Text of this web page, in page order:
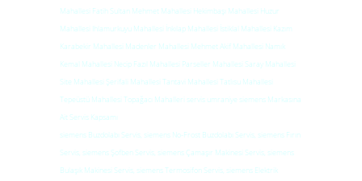
Mahallesi Fatih Sultan Mehmet Mahallesi Hekimbaşı Mahallesi Huzur
Mahallesi Ihlamurkuyu Mahallesi İnkılap Mahallesi İstiklal Mahallesi Kazım
Karabekir Mahallesi Madenler Mahallesi Mehmet Akif Mahallesi Namık
Kemal Mahallesi Necip Fazıl Mahallesi Parseller Mahallesi Saray Mahallesi
Site Mahallesi Şerifali Mahallesi Tantavi Mahallesi Tatlısu Mahallesi
Tepeüstü Mahallesi Topağacı Mahalleri servis umraniye siemens Markasına
Ait Servis Kapsamı
siemens Buzdolabı Servis, siemens No-Frost Buzdolabı Servis, siemens Fırın
Servis, siemens Şofben Servis, siemens Çamaşır Makinesi Servis, siemens
Bulaşık Makinesi Servis, siemens Termosifon Servis, siemens Elektrik